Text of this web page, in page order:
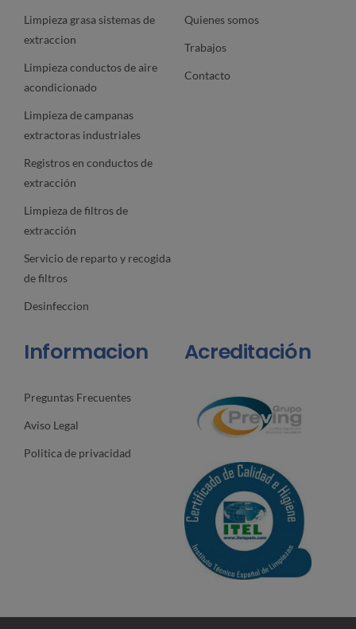
Limpieza grasa sistemas de
extraccion
Limpieza conductos de aire
acondicionado
Limpieza de campanas
extractoras industriales
Registros en conductos de
extracción
Limpieza de filtros de
extracción
Servicio de reparto y recogida
de filtros
Desinfeccion
Quienes somos
Trabajos
Contacto
Informacion
Preguntas Frecuentes
Aviso Legal
Politica de privacidad
Acreditación